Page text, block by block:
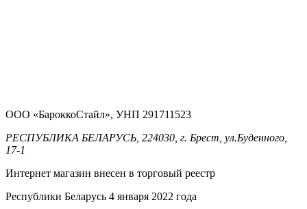
ООО «БароккоСтайл», УНП 291711523
РЕСПУБЛИКА БЕЛАРУСЬ, 224030, г. Брест, ул.Буденного,
17-1
Интернет магазин внесен в торговый реестр
Республики Беларусь 4 января 2022 года